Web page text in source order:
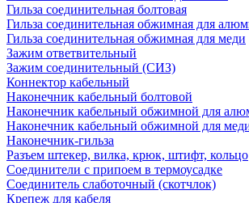
Гильза соединительная болтовая
Гильза соединительная обжимная для
Гильза соединительная обжимная для меди
Зажим ответвительный
Зажим соединительный (СИЗ)
Коннектор кабельный
Наконечник кабельный болтовой
Наконечник кабельный обжимной для
Наконечник кабельный обжимной для
Наконечник-гильза
Разъем штекер, вилка, крюк, штифт, кольцо
Соединители с припоем в термоусадке
Соединитель слаботочный (скотчлок)
Крепеж для кабеля